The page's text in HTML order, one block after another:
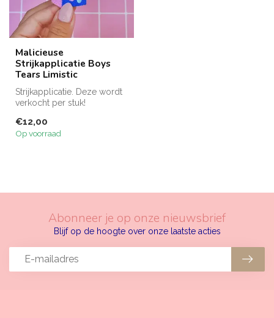
Malicieuse
Strijkapplicatie Boys
Tears Limistic
Strijkapplicatie. Deze wordt
verkocht per stuk!
€12,00
Op voorraad
Abonneer je op onze nieuwsbrief
Blijf op de hoogte over onze laatste acties